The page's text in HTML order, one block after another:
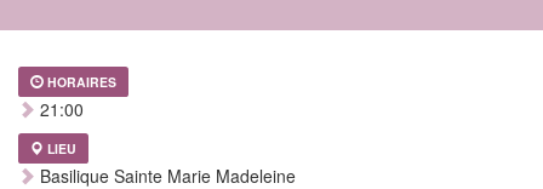
HORAIRES
21:00
LIEU
Basilique Sainte Marie Madeleine